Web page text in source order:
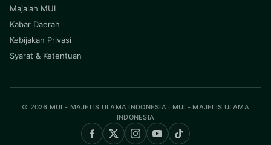
Majalah MUI
Kabar Daerah
Kebijakan Privasi
Syarat & Ketentuan
© 2026 MUI - MAJELIS ULAMA INDONESIA · MUI - MAJELIS ULAMA
INDONESIA